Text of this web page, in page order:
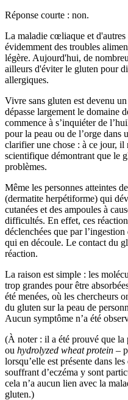
Réponse courte : non.
La maladie cœliaque et
évidemment des troubles
légère. Aujourd'hui, de
ailleurs d'éviter le gluten pour
allergiques.
Vivre sans gluten est devenu
dépasse largement le domaine
commence à s’inquiéter de
pour la peau ou de l’orge dans
clarifier une chose : à ce jour, il
scientifique démontrant que le
problèmes.
Même les personnes atteintes
(dermatite herpétiforme) qui
cutanées et des ampoules à
difficultés. En effet, ces
déclenchées que par
qui en découle. Le contact du
réaction.
La raison est simple : les
trop grandes pour être
été menées, où les chercheurs
du gluten sur la peau de
Aucun symptôme n’a été
(À noter : il a été prouvé que
ou hydrolyzed wheat protein –
lorsqu’elle est présente dans
souffrant d’eczéma y sont
cela n’a aucun lien avec la
gluten.)